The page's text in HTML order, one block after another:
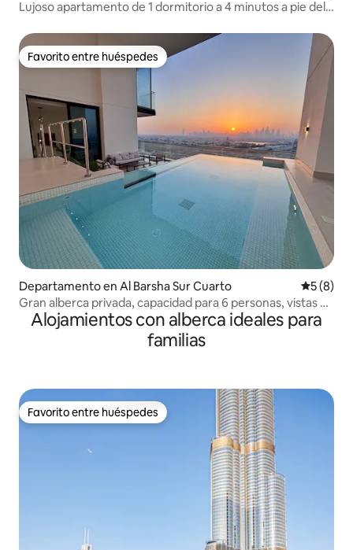
Lujoso apartamento de 1 dormitorio a 4 minutos a pie del
Favorito entre huéspedes
Favorito entre huéspedes
Departamento en Al Barsha Sur Cuarto
5 (8)
Gran alberca privada, capacidad para 6 personas, vistas al
atardecer en la marina
Alojamientos con alberca ideales para
familias
Favorito entre huéspedes
Favorito entre huéspedes